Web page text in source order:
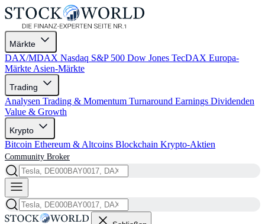
Märkte
DAX/MDAX Nasdaq S&P 500 Dow Jones TecDAX Europa-
Märkte Asien-Märkte
Trading
Analysen Trading & Momentum Turnaround Earnings Dividenden
Value & Growth
Krypto
Bitcoin Ethereum & Altcoins Blockchain Krypto-Aktien
Community Broker